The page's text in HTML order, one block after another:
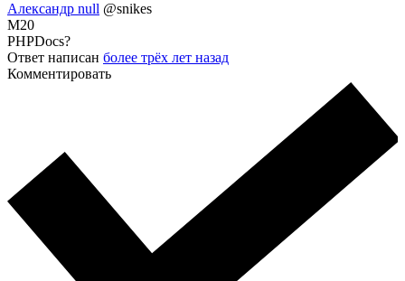
Александр null @snikes
M20
PHPDocs?
Ответ написан более трёх лет назад
Комментировать